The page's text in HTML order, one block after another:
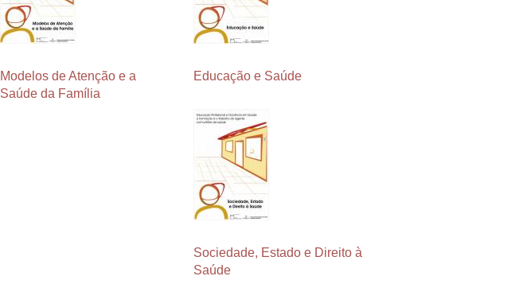
Modelos de Atenção e a
Saúde da Família
Educação e Saúde
Sociedade, Estado e Direito à
Saúde